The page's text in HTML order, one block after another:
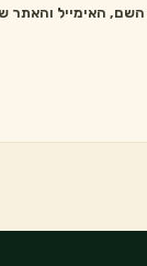
האימייל והאתר